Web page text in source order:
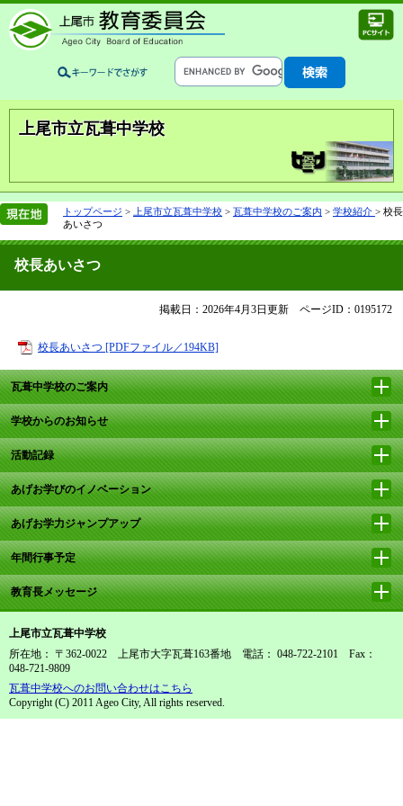
上尾市立瓦葺中学校
トップページ > 上尾市立瓦葺中学校 > 瓦葺中学校のご案内 > 学校紹介 > 校長
あいさつ
校長あいさつ
掲載日：2026年4月3日更新 ページID：0195172
校長あいさつ [PDFファイル／194KB]
瓦葺中学校のご案内
学校からのお知らせ
活動記録
あげお学びのイノベーション
あげお学力ジャンプアップ
年間行事予定
教育長メッセージ
上尾市立瓦葺中学校
所在地： 〒362-0022 上尾市大字瓦葺163番地 電話： 048-722-2101 Fax：
048-721-9809
瓦葺中学校へのお問い合わせはこちら
Copyright (C) 2011 Ageo City, All rights reserved.